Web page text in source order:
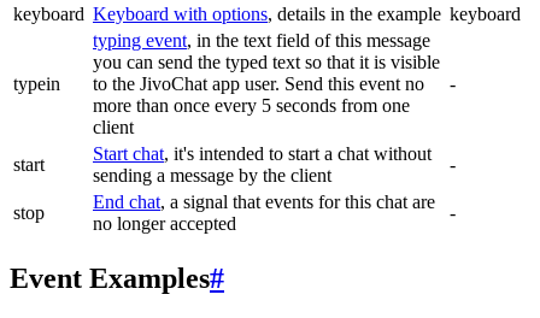
keyboard Keyboard with options, details in the example keyboard
typein
typing event, in the text field of this message
you can send the typed text so that it is visible
to the JivoChat app user. Send this event no
more than once every 5 seconds from one
client
-
start
Start chat, it's intended to start a chat without
sending a message by the client
-
stop
End chat, a signal that events for this chat are
no longer accepted
-
Event Examples#